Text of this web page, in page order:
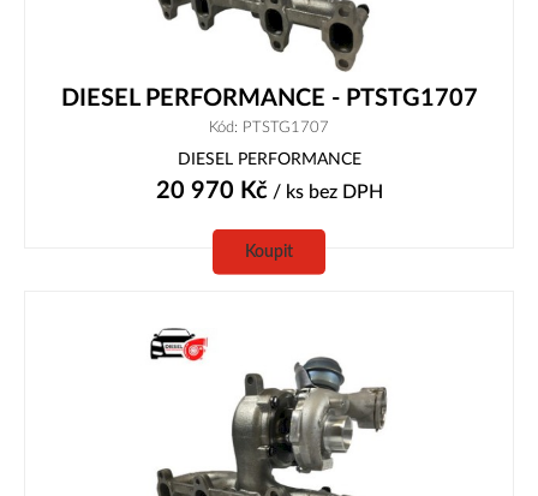
DIESEL PERFORMANCE - PTSTG1707
Kód: PTSTG1707
DIESEL PERFORMANCE
20 970 Kč/ ks bez DPH
Koupit